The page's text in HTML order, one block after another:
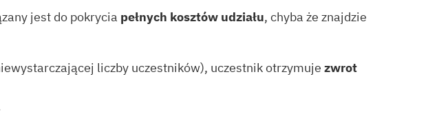
jest do pokrycia pełnych kosztów udziału, chyba że znajdzie
liczby uczestników), uczestnik otrzymuje zwrot